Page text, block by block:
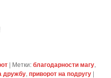
| Метки:благодарности магу,
дружбу, приворот на подругу |